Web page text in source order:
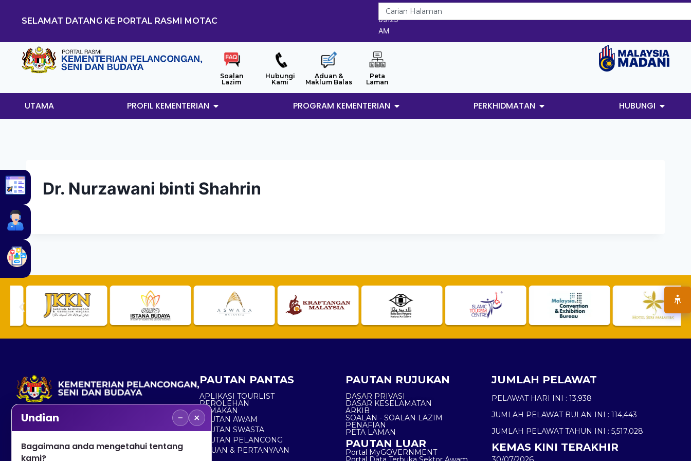
SELAMAT DATANG KE PORTAL RASMI MOTAC
7/8/2026
09:25
AM
Soalan
Lazim
Hubungi
Kami
Aduan &
Maklum Balas
Peta
Laman
UTAMA PROFIL KEMENTERIAN PROGRAM KEMENTERIAN PERKHIDMATAN HUBUNGI
Dr. Nurzawani binti Shahrin
No. 2, Menara 1, Jalan P5/6, Presint 5,
+603 8000 8000
PAUTAN PANTAS
APLIKASI TOURLIST
PEROLEHAN
SEMAKAN
PAUTAN AWAM
PAUTAN SWASTA
PAUTAN PELANCONG
ADUAN & PERTANYAAN
PAUTAN RUJUKAN
DASAR PRIVASI
DASAR KESELAMATAN
ARKIB
SOALAN - SOALAN LAZIM
PENAFIAN
PETA LAMAN
PAUTAN LUAR
Portal MyGOVERNMENT
JUMLAH PELAWAT
PELAWAT HARI INI : 13,938
JUMLAH PELAWAT BULAN INI : 114,443
JUMLAH PELAWAT TAHUN INI : 5,517,028
KEMAS KINI TERAKHIR
Undian − ×
Bagaimana anda mengetahui tentang
kami?